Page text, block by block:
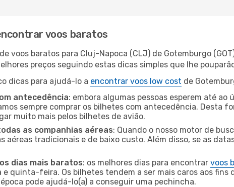
voos baratos
voos baratos para Cluj-Napoca (CLJ) de Gotemburgo
preços seguindo estas dicas simples que lhe
dicas para ajudá-lo a encontrar voos low cost de
antecedência: embora algumas pessoas esperem até
sempre comprar os bilhetes com antecedência. Desta
muito mais pelos bilhetes de avião.
as companhias aéreas: Quando o nosso motor de
aéreas tradicionais e de baixo custo. Além disso, se as
dias mais baratos: os melhores dias para encontrar voos
quinta-feira. Os bilhetes tendem a ser mais caros aos fins
pode ajudá-lo(a) a conseguir uma pechincha.